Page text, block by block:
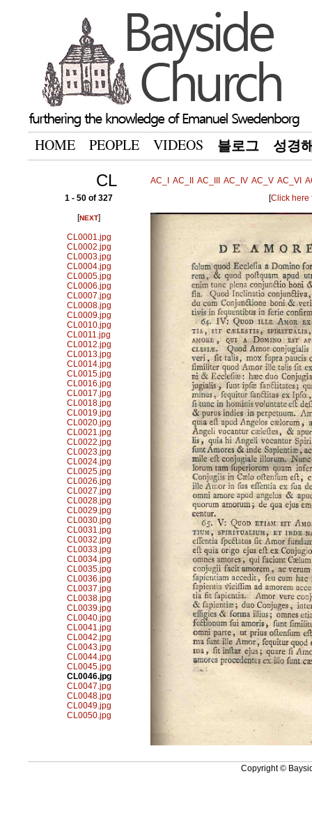
HOME PEOPLE VIDEOS 블로그 성경
CL AC_I AC_II AC_III AC_IV AC_V AC_VI
1 - 50 of 327
[NEXT]
CL0001.jpg
CL0002.jpg
CL0003.jpg
CL0004.jpg
CL0005.jpg
CL0006.jpg
CL0007.jpg
CL0008.jpg
CL0009.jpg
CL0010.jpg
CL0011.jpg
CL0012.jpg
CL0013.jpg
CL0014.jpg
CL0015.jpg
CL0016.jpg
CL0017.jpg
CL0018.jpg
CL0019.jpg
CL0020.jpg
CL0021.jpg
CL0022.jpg
CL0023.jpg
CL0024.jpg
CL0025.jpg
CL0026.jpg
CL0027.jpg
CL0028.jpg
CL0029.jpg
CL0030.jpg
CL0031.jpg
CL0032.jpg
CL0033.jpg
CL0034.jpg
CL0035.jpg
CL0036.jpg
CL0037.jpg
CL0038.jpg
CL0039.jpg
CL0040.jpg
CL0041.jpg
CL0042.jpg
CL0043.jpg
CL0044.jpg
CL0045.jpg
CL0046.jpg
CL0047.jpg
CL0048.jpg
CL0049.jpg
CL0050.jpg
[Click here
Copyright ©